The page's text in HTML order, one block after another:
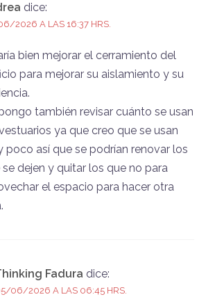
dice:
2026 A LAS 16:37 HRS.
bien mejorar el cerramiento del
para mejorar su aislamiento y su
también revisar cuánto se usan
ya que creo que se usan
poco así que se podrían renovar los
se dejen y quitar los que no para
el espacio para hacer otra
Fadura dice:
06/2026 A LAS 06:45 HRS.